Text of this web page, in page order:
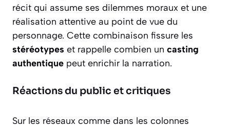
récit qui assume ses dilemmes moraux et une
réalisation attentive au point de vue du
personnage. Cette combinaison fissure les
stéréotypes et rappelle combien un casting
authentique peut enrichir la narration.
Réactions du public et critiques
Sur les réseaux comme dans les colonnes